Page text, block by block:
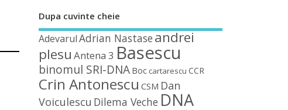
Dupa cuvinte cheie
Adevarul Adrian Nastaseandrei
plesu Antena 3 Basescu
binomul SRI-DNA Boc cartarescu CCR
Crin Antonescu CSM Dan
Voiculescu Dilema Veche DNA